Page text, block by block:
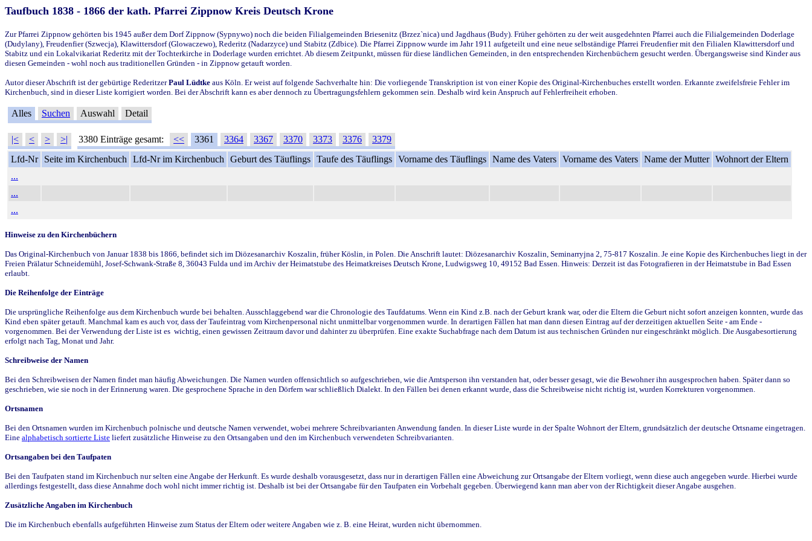
Taufbuch 1838 - 1866 der kath. Pfarrei Zippnow Kreis Deutsch Krone
Zur Pfarrei Zippnow gehörten bis 1945 außer dem Dorf Zippnow (Sypnywo) noch die beiden Filialgemeinden Briesenitz (Brzez`nica) und Jagdhaus (Budy). Früher gehörten zu der weit ausgedehnten Pfarrei auch die Filialgemeinden Doderlage
(Dudylany), Freudenfier (Szwecja), Klawittersdorf (Glowaczewo), Rederitz (Nadarzyce) und Stabitz (Zdbice). Die Pfarrei Zippnow wurde im Jahr 1911 aufgeteilt und eine neue selbständige Pfarrei Freudenfier mit den Filialen Klawittersdorf und
Stabitz und ein Lokalvikariat Rederitz mit der Tochterkirche in Doderlage wurden errichtet. Ab diesem Zeitpunkt, müssen für diese ländlichen Gemeinden, in den entsprechenden Kirchenbüchern gesucht werden. Übergangsweise sind Kinder aus
diesen Gemeinden - wohl noch aus traditionellen Gründen - in Zippnow getauft worden.
Autor dieser Abschrift ist der gebürtige RederitzerPaul Lüdtke aus Köln. Er weist auf folgende Sachverhalte hin: Die vorliegende Transkription ist von einer Kopie des Original-Kirchenbuches erstellt worden. Erkannte zweifelsfreie Fehler im
Kirchenbuch, sind in dieser Liste korrigiert worden. Bei der Abschrift kann es aber dennoch zu Übertragungsfehlern gekommen sein. Deshalb wird kein Anspruch auf Fehlerfreiheit erhoben.
Alles Suchen Auswahl Detail
|< < > >| 3380 Einträge gesamt: << 3361 3364 3367 3370 3373 3376
3379
Lfd-Nr
Seite im Kirchenbuch Lfd-Nr im Kirchenbuch Geburt des Täuflings Taufe des Täuflings Vorname des Täuflings Name des Vaters Vorname des Vaters Name der Mutter Wohnort der Eltern
...
...
...
Hinweise zu den Kirchenbüchern
Das Original-Kirchenbuch von Januar 1838 bis 1866, befindet sich im Diözesanarchiv Koszalin, früher Köslin, in Polen. Die Anschrift lautet: Diözesanarchiv Koszalin, Seminarryjna 2, 75-817 Koszalin. Je eine Kopie des Kirchenbuches liegt in der
Freien Prälatur Schneidemühl, Josef-Schwank-Straße 8, 36043 Fulda und im Archiv der Heimatstube des Heimatkreises Deutsch Krone, Ludwigsweg 10, 49152 Bad Essen. Hinweis: Derzeit ist das Fotografieren in der Heimatstube in Bad Essen
erlaubt.
Die Reihenfolge der Einträge
Die ursprüngliche Reihenfolge aus dem Kirchenbuch wurde bei behalten. Ausschlaggebend war die Chronologie des Taufdatums. Wenn ein Kind z.B. nach der Geburt krank war, oder die Eltern die Geburt nicht sofort anzeigen konnten, wurde das
Kind eben später getauft. Manchmal kam es auch vor, dass der Taufeintrag vom Kirchenpersonal nicht unmittelbar vorgenommen wurde. In derartigen Fällen hat man dann diesen Eintrag auf der derzeitigen aktuellen Seite - am Ende -
vorgenommen. Bei der Verwendung der Liste ist es wichtig, einen gewissen Zeitraum davor und dahinter zu überprüfen. Eine exakte Suchabfrage nach dem Datum ist aus technischen Gründen nur eingeschränkt möglich. Die Ausgabesortierung
erfolgt nach Tag, Monat und Jahr.
Schreibweise der Namen
Bei den Schreibweisen der Namen findet man häufig Abweichungen. Die Namen wurden offensichtlich so aufgeschrieben, wie die Amtsperson ihn verstanden hat, oder besser gesagt, wie die Bewohner ihn ausgesprochen haben. Später dann so
geschrieben, wie sie noch in der Erinnerung waren. Die gesprochene Sprache in den Dörfern war schließlich Dialekt. In den Fällen bei denen erkannt wurde, dass die Schreibweise nicht richtig ist, wurden Korrekturen vorgenommen.
Ortsnamen
Bei den Ortsnamen wurden im Kirchenbuch polnische und deutsche Namen verwendet, wobei mehrere Schreibvarianten Anwendung fanden. In dieser Liste wurde in der Spalte Wohnort der Eltern, grundsätzlich der deutsche Ortsname eingetragen.
Eine alphabetisch sortierte Liste liefert zusätzliche Hinweise zu den Ortsangaben und den im Kirchenbuch verwendeten Schreibvarianten.
Ortsangaben bei den Taufpaten
Bei den Taufpaten stand im Kirchenbuch nur selten eine Angabe der Herkunft. Es wurde deshalb vorausgesetzt, dass nur in derartigen Fällen eine Abweichung zur Ortsangabe der Eltern vorliegt, wenn diese auch angegeben wurde. Hierbei wurde
allerdings festgestellt, dass diese Annahme doch wohl nicht immer richtig ist. Deshalb ist bei der Ortsangabe für den Taufpaten ein Vorbehalt gegeben. Überwiegend kann man aber von der Richtigkeit dieser Angabe ausgehen.
Zusätzliche Angaben im Kirchenbuch
Die im Kirchenbuch ebenfalls aufgeführten Hinweise zum Status der Eltern oder weitere Angaben wie z. B. eine Heirat, wurden nicht übernommen.